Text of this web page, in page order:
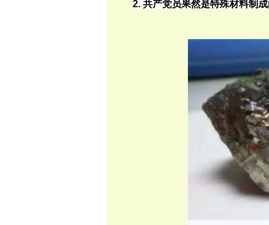
2. 共产党员果然是特殊材料制